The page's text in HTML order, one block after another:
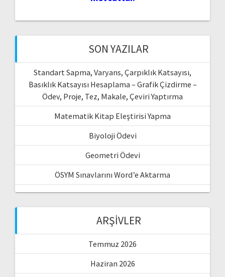
SON YAZILAR
Standart Sapma, Varyans, Çarpıklık Katsayısı,
Basıklık Katsayısı Hesaplama – Grafik Çizdirme –
Ödev, Proje, Tez, Makale, Çeviri Yaptırma
Matematik Kitap Eleştirisi Yapma
Biyoloji Ödevi
Geometri Ödevi
ÖSYM Sınavlarını Word’e Aktarma
ARŞIVLER
Temmuz 2026
Haziran 2026